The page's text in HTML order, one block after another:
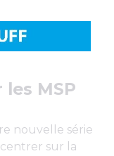
MSP
nouvelle série
sur la